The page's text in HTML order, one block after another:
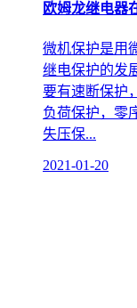
欧姆龙继电器
微机保护是用
继电保护的发
要有速断保护
负荷保护，零
失压保...
2021-01-20